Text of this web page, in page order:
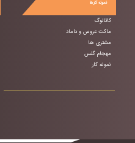
نمونه کارها
کاتالوگ
ماکت عروس و داماد
مشتری ها
مهجام گلس
نمونه کار